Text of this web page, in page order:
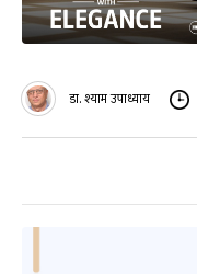
डा. श्याम उपाध्याय